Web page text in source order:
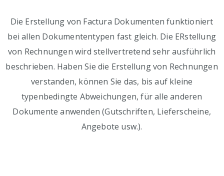
Die Erstellung von Factura Dokumenten funktioniert
bei allen Dokumententypen fast gleich. Die ERstellung
von Rechnungen wird stellvertretend sehr ausführlich
beschrieben. Haben Sie die Erstellung von Rechnungen
verstanden, können Sie das, bis auf kleine
typenbedingte Abweichungen, für alle anderen
Dokumente anwenden (Gutschriften, Lieferscheine,
Angebote usw.).